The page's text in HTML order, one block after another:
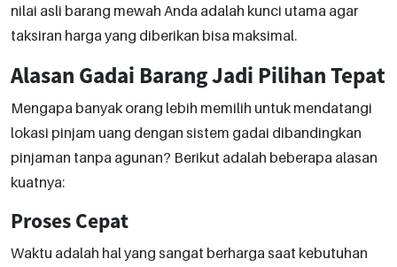
nilai asli barang mewah Anda adalah kunci utama agar
taksiran harga yang diberikan bisa maksimal.
Alasan Gadai Barang Jadi Pilihan Tepat
Mengapa banyak orang lebih memilih untuk mendatangi
lokasi pinjam uang dengan sistem gadai dibandingkan
pinjaman tanpa agunan? Berikut adalah beberapa alasan
kuatnya:
Proses Cepat
Waktu adalah hal yang sangat berharga saat kebutuhan